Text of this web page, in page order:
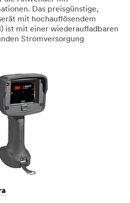
Das preisgünstige,
mit hochauflösendem
ist mit einer wiederaufladbaren
Stromversorgung